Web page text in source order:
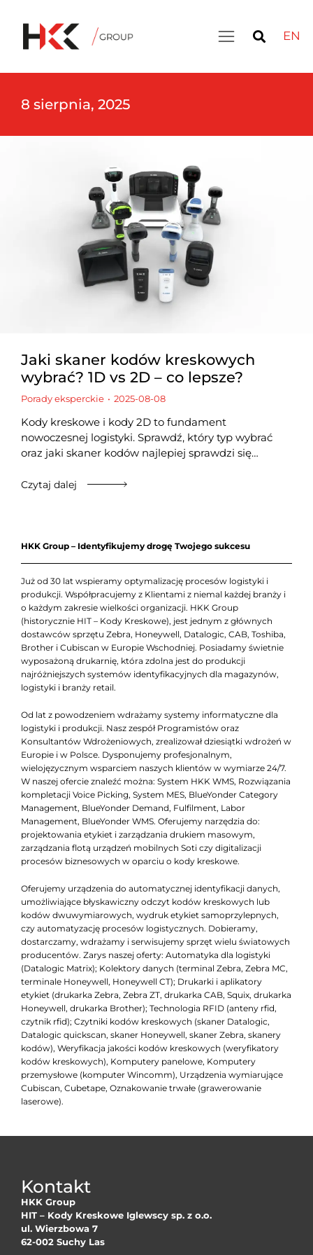
EN
8 sierpnia, 2025
Jaki skaner kodów kreskowych
wybrać? 1D vs 2D – co lepsze?
Porady eksperckie 2025-08-08
Kody kreskowe i kody 2D to fundament
nowoczesnej logistyki. Sprawdź, który typ wybrać
oraz jaki skaner kodów najlepiej sprawdzi się…
Czytaj dalej
HKK Group – Identyfikujemy drogę Twojego sukcesu
Już od 30 lat wspieramy optymalizację procesów logistyki i
produkcji. Współpracujemy z Klientami z niemal każdej branży i
o każdym zakresie wielkości organizacji. HKK Group
(historycznie HIT – Kody Kreskowe), jest jednym z głównych
dostawców sprzętu Zebra, Honeywell, Datalogic, CAB, Toshiba,
Brother i Cubiscan w Europie Wschodniej. Posiadamy świetnie
wyposażoną drukarnię, która zdolna jest do produkcji
najróżniejszych systemów identyfikacyjnych dla magazynów,
logistyki i branży retail.
Od lat z powodzeniem wdrażamy systemy informatyczne dla
logistyki i produkcji. Nasz zespół Programistów oraz
Konsultantów Wdrożeniowych, zrealizował dziesiątki wdrożeń w
Europie i w Polsce. Dysponujemy profesjonalnym,
wielojęzycznym wsparciem naszych klientów w wymiarze 24/7.
W naszej ofercie znaleźć można: System HKK WMS, Rozwiązania
kompletacji Voice Picking, System MES, BlueYonder Category
Management, BlueYonder Demand, Fulfilment, Labor
Management, BlueYonder WMS. Oferujemy narzędzia do:
projektowania etykiet i zarządzania drukiem masowym,
zarządzania flotą urządzeń mobilnych Soti czy digitalizacji
procesów biznesowych w oparciu o kody kreskowe.
Oferujemy urządzenia do automatycznej identyfikacji danych,
umożliwiające błyskawiczny odczyt kodów kreskowych lub
kodów dwuwymiarowych, wydruk etykiet samoprzylepnych,
czy automatyzację procesów logistycznych. Dobieramy,
dostarczamy, wdrażamy i serwisujemy sprzęt wielu światowych
producentów. Zarys naszej oferty: Automatyka dla logistyki
(Datalogic Matrix); Kolektory danych (terminal Zebra, Zebra MC,
terminale Honeywell, Honeywell CT); Drukarki i aplikatory
etykiet (drukarka Zebra, Zebra ZT, drukarka CAB, Squix, drukarka
Honeywell, drukarka Brother); Technologia RFID (anteny rfid,
czytnik rfid); Czytniki kodów kreskowych (skaner Datalogic,
Datalogic quickscan, skaner Honeywell, skaner Zebra, skanery
kodów), Weryfikacja jakości kodów kreskowych (weryfikatory
kodów kreskowych), Komputery panelowe, Komputery
przemysłowe (komputer Wincomm), Urządzenia wymiarujące
Cubiscan, Cubetape, Oznakowanie trwałe (grawerowanie
laserowe).
Kontakt
HKK Group
HIT – Kody Kreskowe Iglewscy sp. z o.o.
ul. Wierzbowa 7
62-002 Suchy Las